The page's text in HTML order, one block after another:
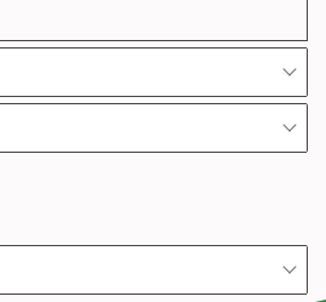
Lue lisää
Asteriskien
collegepaitoja
noutamatta